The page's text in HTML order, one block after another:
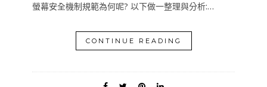
螢幕安全機制規範為何呢? 以下做一整理與分析:…
CONTINUE READING